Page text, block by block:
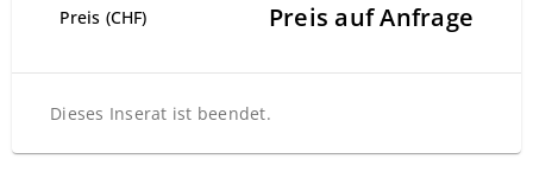
Preis (CHF) Preis auf Anfrage
Dieses Inserat ist beendet.